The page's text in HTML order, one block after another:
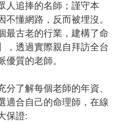
人追捧的名師；謹守本
懂網路，反而被埋沒。
最古老的行業，建構了命
，透過實際親自拜訪全台
優質的老師。
了解每個老師的年資、
適合自己的命理師，在線
保證: